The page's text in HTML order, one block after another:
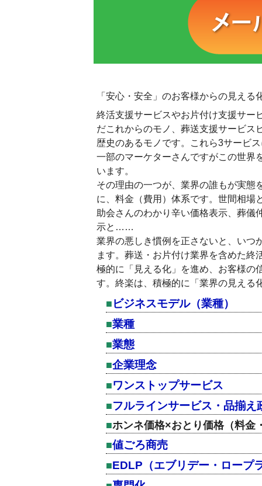
「安心・安全」のお客様からの見える
終活支援サービスやお片付け支援サー
だこれからのモノ、葬送支援サービス
歴史のあるモノです。これら3サービ
一部のマーケターさんですがこの世界
います。
その理由の一つが、業界の誰もが実態
に、料金（費用）体系です。世間相場
助会さんのわかり辛い価格表示、葬儀
示と……
業界の悪しき慣例を正さないと、いつ
ます。葬送・お片付け業界を含めた終
極的に「見える化」を進め、お客様の
す。終楽は、積極的に「業界の見える
ビジネスモデル（業種）
業種
業態
企業理念
ワンストップサービス
フルラインサービス・品揃え
ホンネ価格×おとり価格（料金
値ごろ商売
EDLP（エブリデー・ロープ